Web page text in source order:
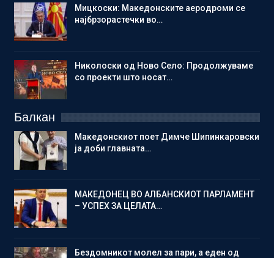
Мицкоски: Македонските аеродроми се
најбрзорастечки во…
Николоски од Ново Село: Продолжуваме
со проекти што носат…
Балкан
Македонскиот поет Димче Шипинкаровски
ја доби главната…
МАКЕДОНЕЦ ВО АЛБАНСКИОТ ПАРЛАМЕНТ
– УСПЕХ ЗА ЦЕЛАТА…
Бездомникот молел за пари, а еден од